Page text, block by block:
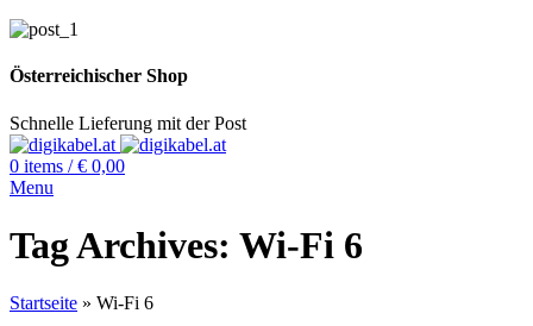
Österreichischer Shop
Schnelle Lieferung mit der Post
0 items / € 0,00
Menu
Tag Archives: Wi-Fi 6
Startseite » Wi-Fi 6